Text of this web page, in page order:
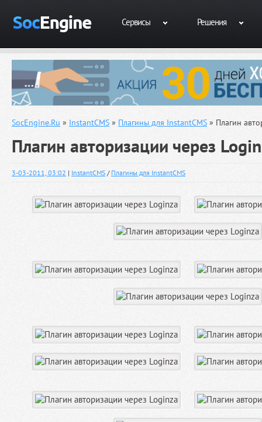
Сервисы Решения
SocEngine.Ru » InstantCMS » Плагины для InstantCMS » Плагин
Плагин авторизации через
3-03-2011, 03:02 | InstantCMS / Плагины для InstantCMS